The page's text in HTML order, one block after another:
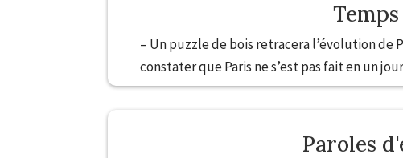
– Un puzzle de bois retracera l’évolution de
constater que Paris ne s’est pas fait en un
Paroles